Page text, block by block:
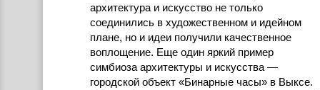
архитектура и искусство не только
соединились в художественном и идейном
плане, но и идеи получили качественное
воплощение. Еще один яркий пример
симбиоза архитектуры и искусства —
городской объект «Бинарные часы» в Выксе.